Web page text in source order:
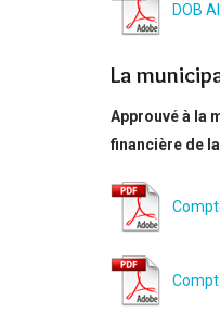
DOB
La
Approuvé à la
financière de